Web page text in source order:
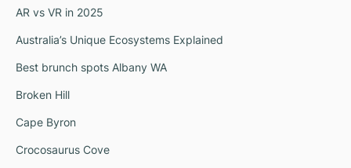
AR vs VR in 2025
Australia’s Unique Ecosystems Explained
Best brunch spots Albany WA
Broken Hill
Cape Byron
Crocosaurus Cove